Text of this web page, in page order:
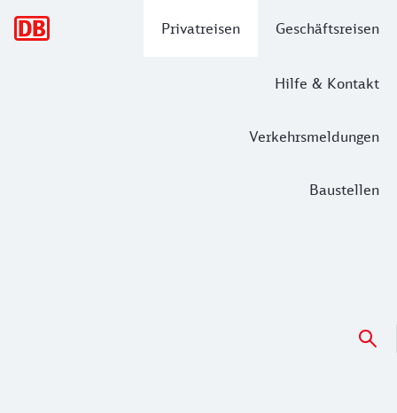
Privatreisen Geschäftsreisen
Hilfe & Kontakt
Verkehrsmeldungen
Baustellen